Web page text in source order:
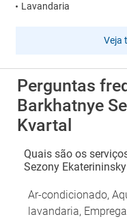
Lavandaria
Veja
Perguntas
Barkhatnye
Kvartal
Quais são os
Sezony
Ar-condicionado,
lavandaria,